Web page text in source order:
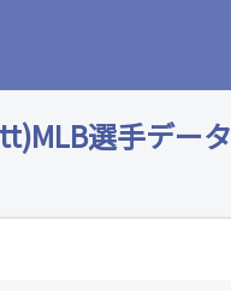
選手データ